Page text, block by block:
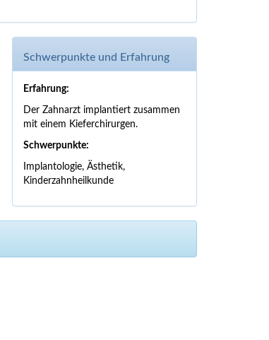
Schwerpunkte und Erfahrung
Erfahrung:
Der Zahnarzt implantiert zusammen
mit einem Kieferchirurgen.
Schwerpunkte:
Implantologie, Ästhetik,
Kinderzahnheilkunde